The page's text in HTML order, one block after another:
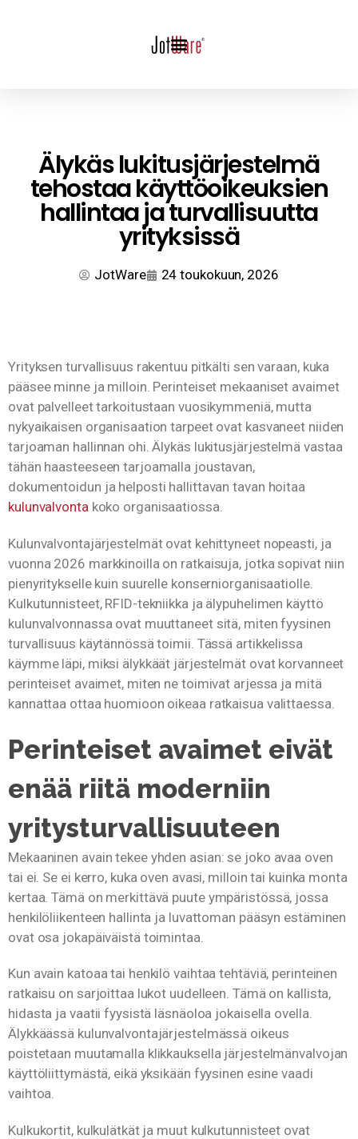
Älykäs lukitusjärjestelmä
tehostaa käyttöoikeuksien
hallintaa ja turvallisuutta
yrityksissä
JotWare 24 toukokuun, 2026
Yrityksen turvallisuus rakentuu pitkälti sen varaan, kuka
pääsee minne ja milloin. Perinteiset mekaaniset avaimet
ovat palvelleet tarkoitustaan vuosikymmeniä, mutta
nykyaikaisen organisaation tarpeet ovat kasvaneet niiden
tarjoaman hallinnan ohi. Älykäs lukitusjärjestelmä vastaa
tähän haasteeseen tarjoamalla joustavan,
dokumentoidun ja helposti hallittavan tavan hoitaa
kulunvalvontakoko organisaatiossa.
Kulunvalvontajärjestelmät ovat kehittyneet nopeasti, ja
vuonna 2026 markkinoilla on ratkaisuja, jotka sopivat niin
pienyritykselle kuin suurelle konserniorganisaatiolle.
Kulkutunnisteet, RFID-tekniikka ja älypuhelimen käyttö
kulunvalvonnassa ovat muuttaneet sitä, miten fyysinen
turvallisuus käytännössä toimii. Tässä artikkelissa
käymme läpi, miksi älykkäät järjestelmät ovat korvanneet
perinteiset avaimet, miten ne toimivat arjessa ja mitä
kannattaa ottaa huomioon oikeaa ratkaisua valittaessa.
Perinteiset avaimet eivät
enää riitä moderniin
yritysturvallisuuteen
Mekaaninen avain tekee yhden asian: se joko avaa oven
tai ei. Se ei kerro, kuka oven avasi, milloin tai kuinka monta
kertaa. Tämä on merkittävä puute ympäristössä, jossa
henkilöliikenteen hallinta ja luvattoman pääsyn estäminen
ovat osa jokapäiväistä toimintaa.
Kun avain katoaa tai henkilö vaihtaa tehtäviä, perinteinen
ratkaisu on sarjoittaa lukot uudelleen. Tämä on kallista,
hidasta ja vaatii fyysistä läsnäoloa jokaisella ovella.
Älykkäässä kulunvalvontajärjestelmässä oikeus
poistetaan muutamalla klikkauksella järjestelmänvalvojan
käyttöliittymästä, eikä yksikään fyysinen esine vaadi
vaihtoa.
Kulkukortit, kulkulätkät ja muut kulkutunnisteet ovat